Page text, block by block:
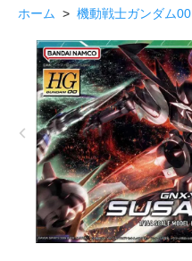
ホーム > 機動戦士ガンダム00